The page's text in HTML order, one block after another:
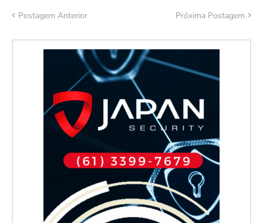
Postagem Anterior Próxima Postagem